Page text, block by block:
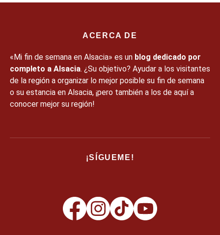
ACERCA DE
«Mi fin de semana en Alsacia» es un blog dedicado por
completo a Alsacia. ¿Su objetivo? Ayudar a los visitantes
de la región a organizar lo mejor posible su fin de semana
o su estancia en Alsacia, ¡pero también a los de aquí a
conocer mejor su región!
¡SÍGUEME!